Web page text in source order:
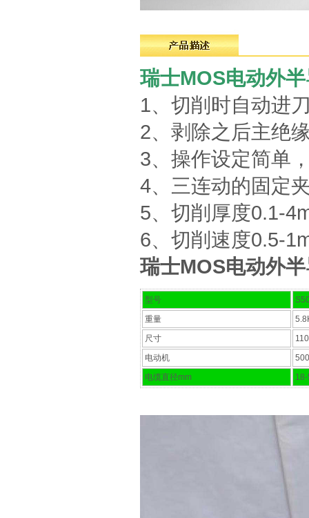
瑞士MOS电动外
1、切削时自动进
2、剥除之后主绝
3、操作设定简单
4、三连动的固定
5、切削厚度0.1-
6、切削速度0.5-
瑞士MOS电动外
型号
重量
尺寸
电动机
电缆直径mm